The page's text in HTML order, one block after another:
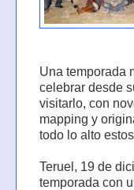
Una temporada
celebrar desde
visitarlo, con
mapping y
todo lo alto
Teruel, 19 de
temporada con